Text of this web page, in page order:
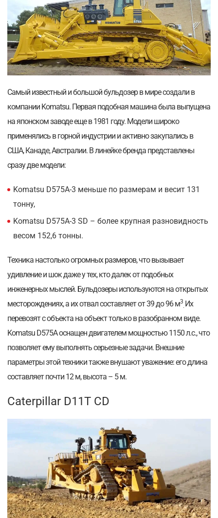
Самый известный и большой бульдозер в мире создали в
компании Komatsu. Первая подобная машина была выпущена
на японском заводе еще в 1981 году. Модели широко
применялись в горной индустрии и активно закупались в
США, Канаде, Австралии. В линейке бренда представлены
сразу две модели:
Komatsu D575A-3 меньше по размерам и весит 131
тонну,
Komatsu D575A-3 SD – более крупная разновидность
весом 152,6 тонны.
Техника настолько огромных размеров, что вызывает
удивление и шок даже у тех, кто далек от подобных
инженерных мыслей. Бульдозеры используются на открытых
месторождениях, а их отвал составляет от 39 до 96 м3
. Их
перевозят с объекта на объект только в разобранном виде.
Komatsu D575A оснащен двигателем мощностью 1150 л.с., что
позволяет ему выполнять серьезные задачи. Внешние
параметры этой техники также внушают уважение: его длина
составляет почти 12 м, высота – 5 м.
Caterpillar D11T CD